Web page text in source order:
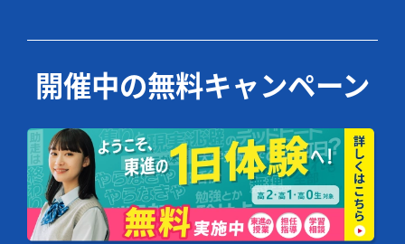
開催中の無料キャンペーン